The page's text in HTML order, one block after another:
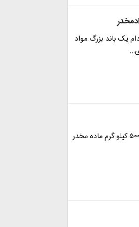
یک باند بزرگ مواد
دادستان عمومی و انقلاب همدان از کشف بیش از ۵۰۰ کیلو گرم ماده مخدر